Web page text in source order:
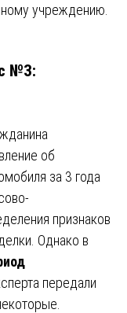
учреждению.
№3:
об
за 3 года
признаков
Однако в
передали